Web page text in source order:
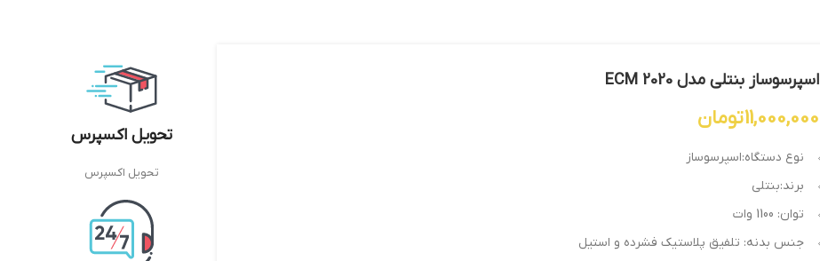
اسپرسوساز بنتلی مدل ECM 2020
11,000,000تومان
نوع دستگاه:اسپرسوساز
برند:بنتلی
توان: 1100 وات
جنس بدنه: تلفیق پلاستیک فشرده و استیل
تحویل اکسپرس
تحویل اکسپرس